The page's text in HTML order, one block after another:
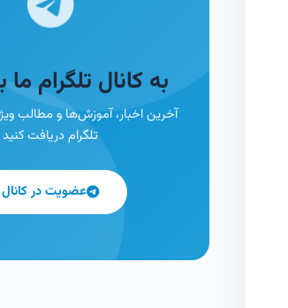
به کانال تلگرام ما
آخرین اخبار، آموزش‌ها و مطالب
تلگرام دریافت کنید
عضویت در کانال